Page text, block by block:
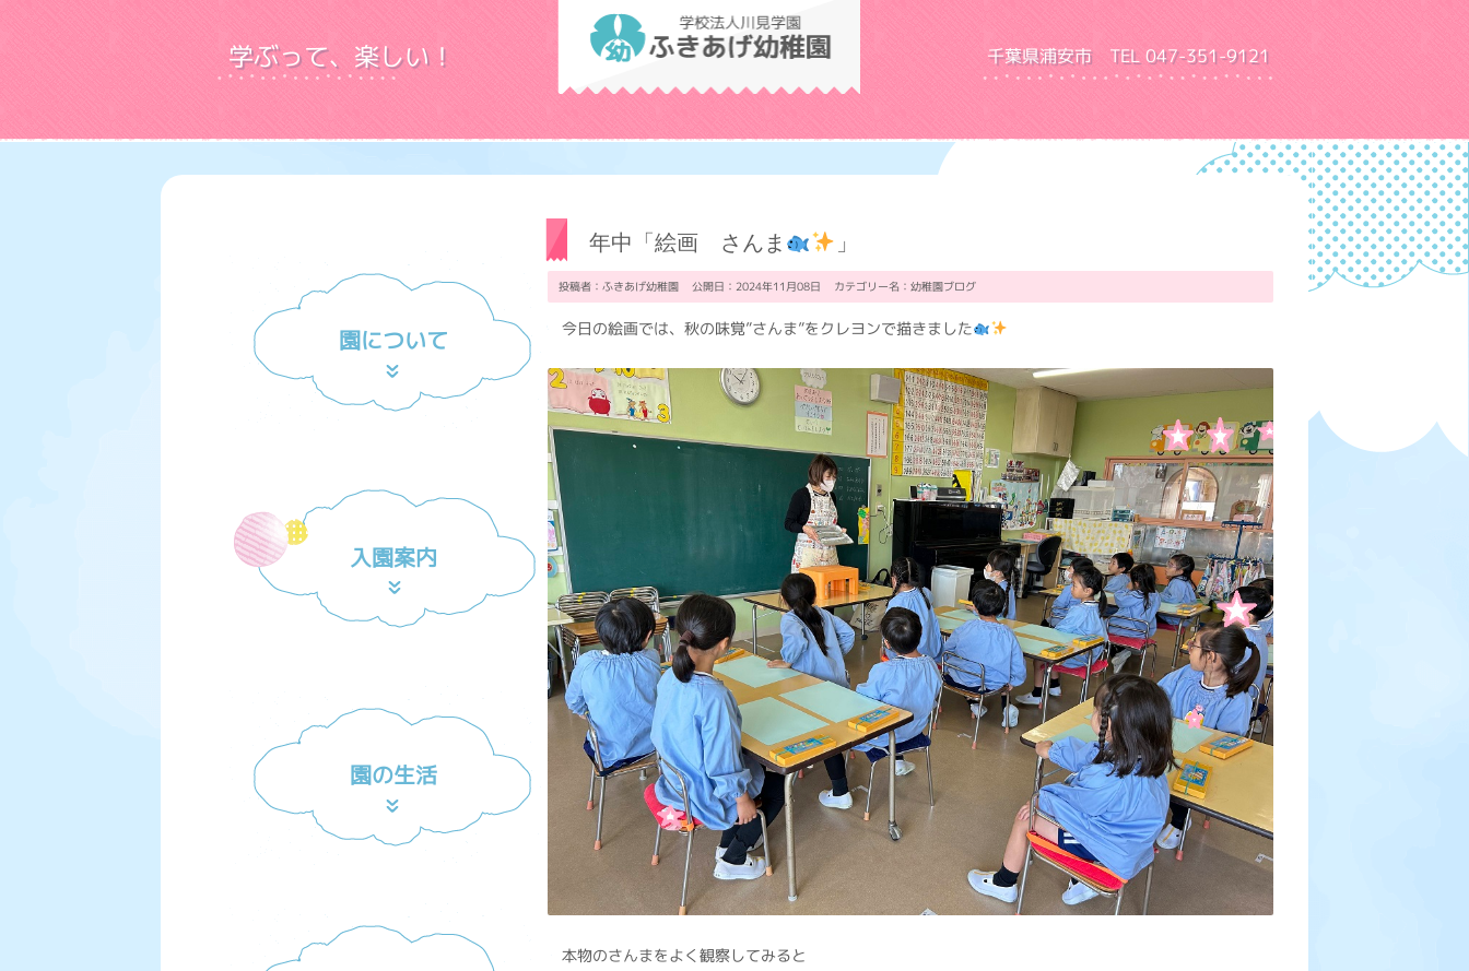
学ぶって、楽しい！
学校法人川見学園 ふきあげ幼稚園
千葉県浦安市 TEL 047-351-9121
園について
入園案内
園の生活
年中「絵画 さんま 」
投稿者：ふきあげ幼稚園 公開日：2024年11月08日 カテゴリー名： 幼稚園ブログ
今日の絵画では、秋の味覚”さんま”をクレヨンで描きました
本物のさんまをよく観察してみると